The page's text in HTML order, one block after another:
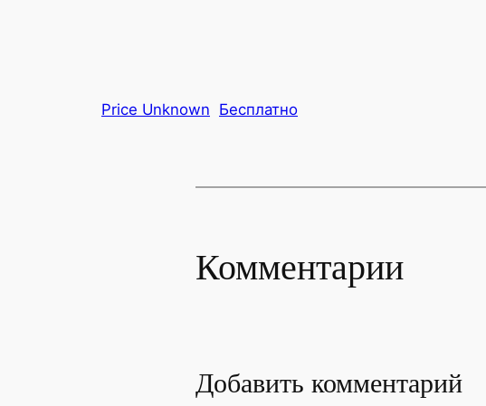
Price Unknown Бесплатно
Комментарии
Добавить комментарий